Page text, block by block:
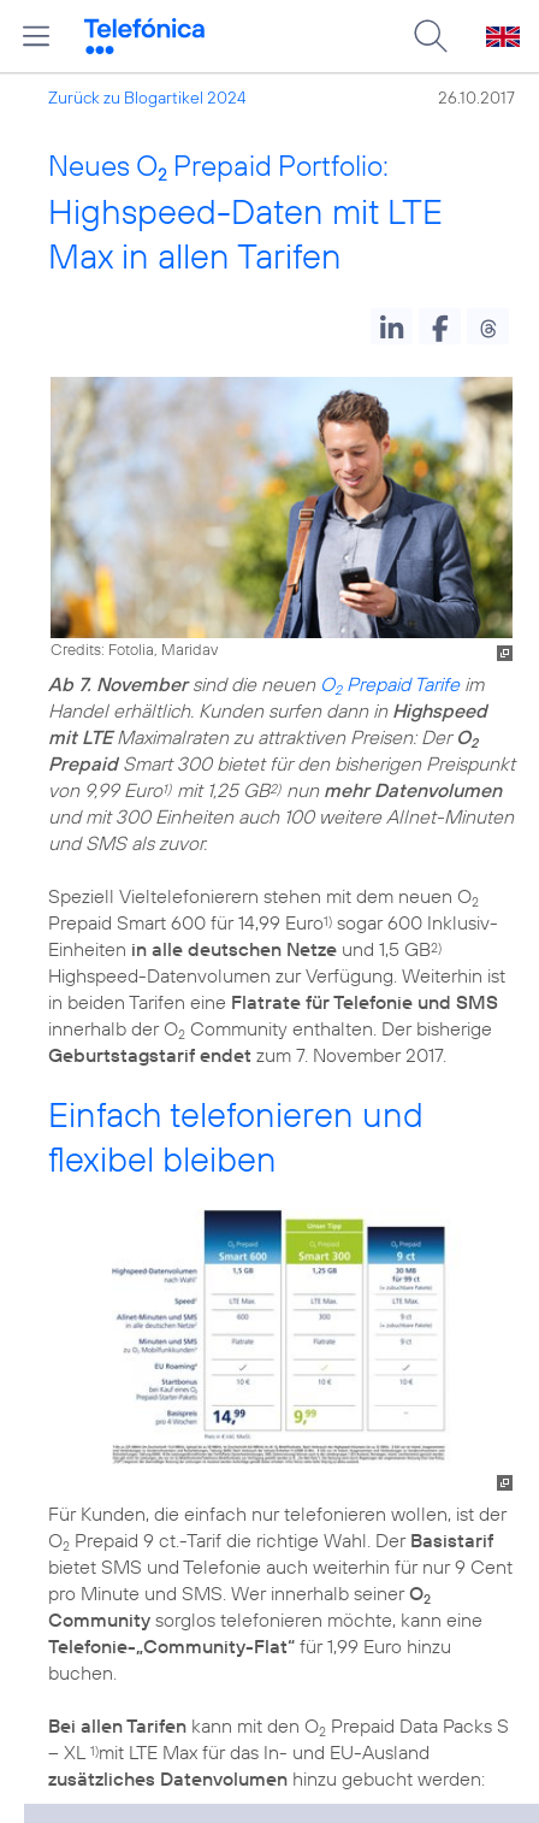
Zurück zu Blogartikel 2024 26.10.2017
Neues O2 Prepaid Portfolio:
Highspeed-Daten mit LTE
Max in allen Tarifen
Credits: Fotolia, Maridav
Ab 7. Novembersind die neuen O2Prepaid Tarifeim
Handel erhältlich. Kunden surfen dann in Highspeed
mit LTEMaximalraten zu attraktiven Preisen: Der O2
PrepaidSmart 300 bietet für den bisherigen Preispunkt
von 9,99 Euro1) mit 1,25 GB2) nun mehr Datenvolumen
und mit 300 Einheiten auch 100 weitere Allnet-Minuten
und SMS als zuvor.
Speziell Vieltelefonierern stehen mit dem neuen O2
Prepaid Smart 600 für 14,99 Euro1) sogar 600 Inklusiv-
Einheiten in alle deutschen Netze und 1,5 GB2)
Highspeed-Datenvolumen zur Verfügung. Weiterhin ist
in beiden Tarifen eine Flatrate für Telefonie und SMS
innerhalb der O2 Community enthalten. Der bisherige
Geburtstagstarif endet zum 7. November 2017.
Einfach telefonieren und
flexibel bleiben
Für Kunden, die einfach nur telefonieren wollen, ist der
O2 Prepaid 9 ct.-Tarif die richtige Wahl. Der Basistarif
bietet SMS und Telefonie auch weiterhin für nur 9 Cent
pro Minute und SMS. Wer innerhalb seinerO2
Community sorglos telefonieren möchte, kann eine
Telefonie-„Community-Flat“ für 1,99 Euro hinzu
buchen.
Bei allen Tarifen kann mit den O2 Prepaid Data Packs S
– XL 1)mit LTE Max für das In- und EU-Ausland
zusätzliches Datenvolumen hinzu gebucht werden: